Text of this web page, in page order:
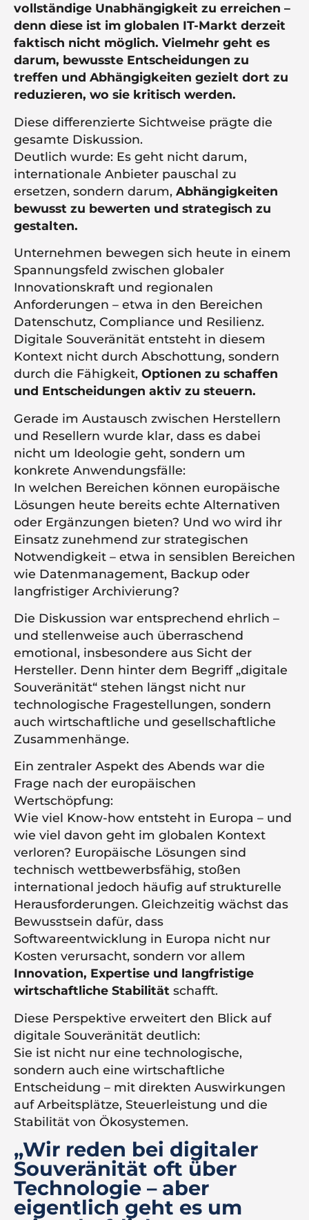
vollständige Unabhängigkeit zu erreichen –
denn diese ist im globalen IT-Markt derzeit
faktisch nicht möglich. Vielmehr geht es
darum, bewusste Entscheidungen zu
treffen und Abhängigkeiten gezielt dort zu
reduzieren, wo sie kritisch werden.
Diese differenzierte Sichtweise prägte die
gesamte Diskussion.
Deutlich wurde: Es geht nicht darum,
internationale Anbieter pauschal zu
ersetzen, sondern darum, Abhängigkeiten
bewusst zu bewerten und strategisch zu
gestalten.
Unternehmen bewegen sich heute in einem
Spannungsfeld zwischen globaler
Innovationskraft und regionalen
Anforderungen – etwa in den Bereichen
Datenschutz, Compliance und Resilienz.
Digitale Souveränität entsteht in diesem
Kontext nicht durch Abschottung, sondern
durch die Fähigkeit, Optionen zu schaffen
und Entscheidungen aktiv zu steuern.
Gerade im Austausch zwischen Herstellern
und Resellern wurde klar, dass es dabei
nicht um Ideologie geht, sondern um
konkrete Anwendungsfälle:
In welchen Bereichen können europäische
Lösungen heute bereits echte Alternativen
oder Ergänzungen bieten? Und wo wird ihr
Einsatz zunehmend zur strategischen
Notwendigkeit – etwa in sensiblen Bereichen
wie Datenmanagement, Backup oder
langfristiger Archivierung?
Die Diskussion war entsprechend ehrlich –
und stellenweise auch überraschend
emotional, insbesondere aus Sicht der
Hersteller. Denn hinter dem Begriff „digitale
Souveränität“ stehen längst nicht nur
technologische Fragestellungen, sondern
auch wirtschaftliche und gesellschaftliche
Zusammenhänge.
Ein zentraler Aspekt des Abends war die
Frage nach der europäischen
Wertschöpfung:
Wie viel Know-how entsteht in Europa – und
wie viel davon geht im globalen Kontext
verloren? Europäische Lösungen sind
technisch wettbewerbsfähig, stoßen
international jedoch häufig auf strukturelle
Herausforderungen. Gleichzeitig wächst das
Bewusstsein dafür, dass
Softwareentwicklung in Europa nicht nur
Kosten verursacht, sondern vor allem
Innovation, Expertise und langfristige
wirtschaftliche Stabilität schafft.
Diese Perspektive erweitert den Blick auf
digitale Souveränität deutlich:
Sie ist nicht nur eine technologische,
sondern auch eine wirtschaftliche
Entscheidung – mit direkten Auswirkungen
auf Arbeitsplätze, Steuerleistung und die
Stabilität von Ökosystemen.
„Wir reden bei digitaler
Souveränität oft über
Technologie – aber
eigentlich geht es um